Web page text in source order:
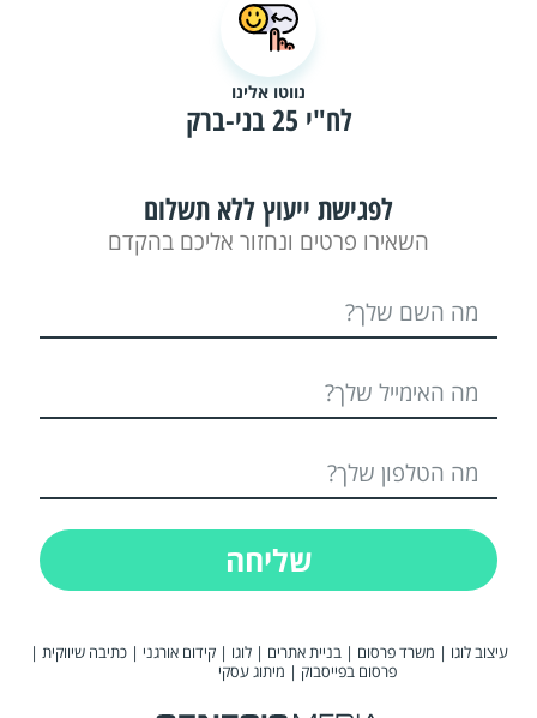
נווטו אלינו
לח"י 25 בני-ברק
לפגישת ייעוץ ללא תשלום
השאירו פרטים ונחזור אליכם בהקדם
שליחה
עיצוב לוגו | משרד פרסום |בניית אתרים |לוגו |קידום אורגני |כתיבה שיווקית |
פרסום בפייסבוק | מיתוג עסקי